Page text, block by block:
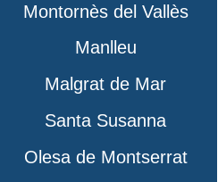
Montornès del Vallès
Manlleu
Malgrat de Mar
Santa Susanna
Olesa de Montserrat